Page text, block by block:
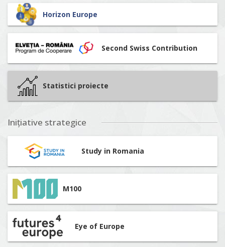
Horizon Europe
Second Swiss Contribution
Statistici proiecte
Inițiative strategice
Study in Romania
M100
Eye of Europe